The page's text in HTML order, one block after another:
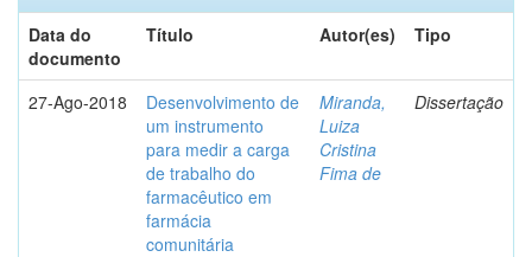
Data do
documento
Título Autor(es) Tipo
27-Ago-2018
Desenvolvimento de
um instrumento
para medir a carga
de trabalho do
farmacêutico em
farmácia
comunitária
Miranda,
Luiza
Cristina
Fima de
Dissertação